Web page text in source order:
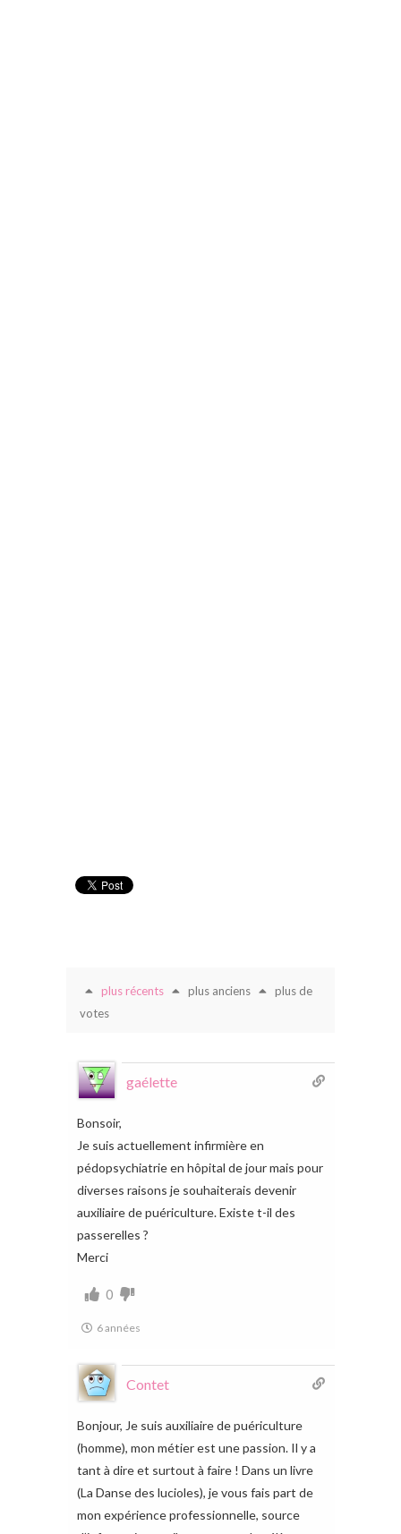
plus récents plus anciens
plus de
votes
gaélette
Bonsoir,
Je suis actuellement infirmière en
pédopsychiatrie en hôpital de jour mais pour
diverses raisons je souhaiterais devenir
auxiliaire de puériculture. Existe t-il des
passerelles ?
Merci
0
6 années
Contet
Bonjour, Je suis auxiliaire de puériculture
(homme), mon métier est une passion. Il y a
tant à dire et surtout à faire ! Dans un livre
(La Danse des lucioles), je vous fais part de
mon expérience professionnelle, source